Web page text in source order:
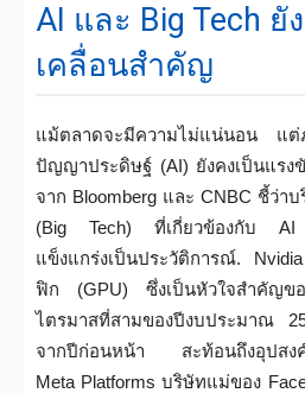
AI และ Big Tech ยั
เคลื่อนสำคัญ
แม้ตลาดจะมีความไม่แน่นอน แต่ภ
ปัญญาประดิษฐ์ (AI) ยังคงเป็นแรง
จาก Bloomberg และ CNBC ชี้ว่า
(Big Tech) ที่เกี่ยวข้องกับ AI
แข็งแกร่งเป็นประวัติการณ์.
ฟิก (GPU) ซึ่งเป็นหัวใจสำคัญข
ไตรมาสที่สามของปีงบประมาณ
จากปีก่อนหน้า สะท้อนถึงอุปสงค์
Meta Platforms บริษัทแม่ของ